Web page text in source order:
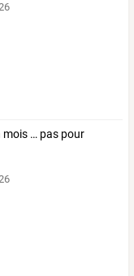
mois … pas pour